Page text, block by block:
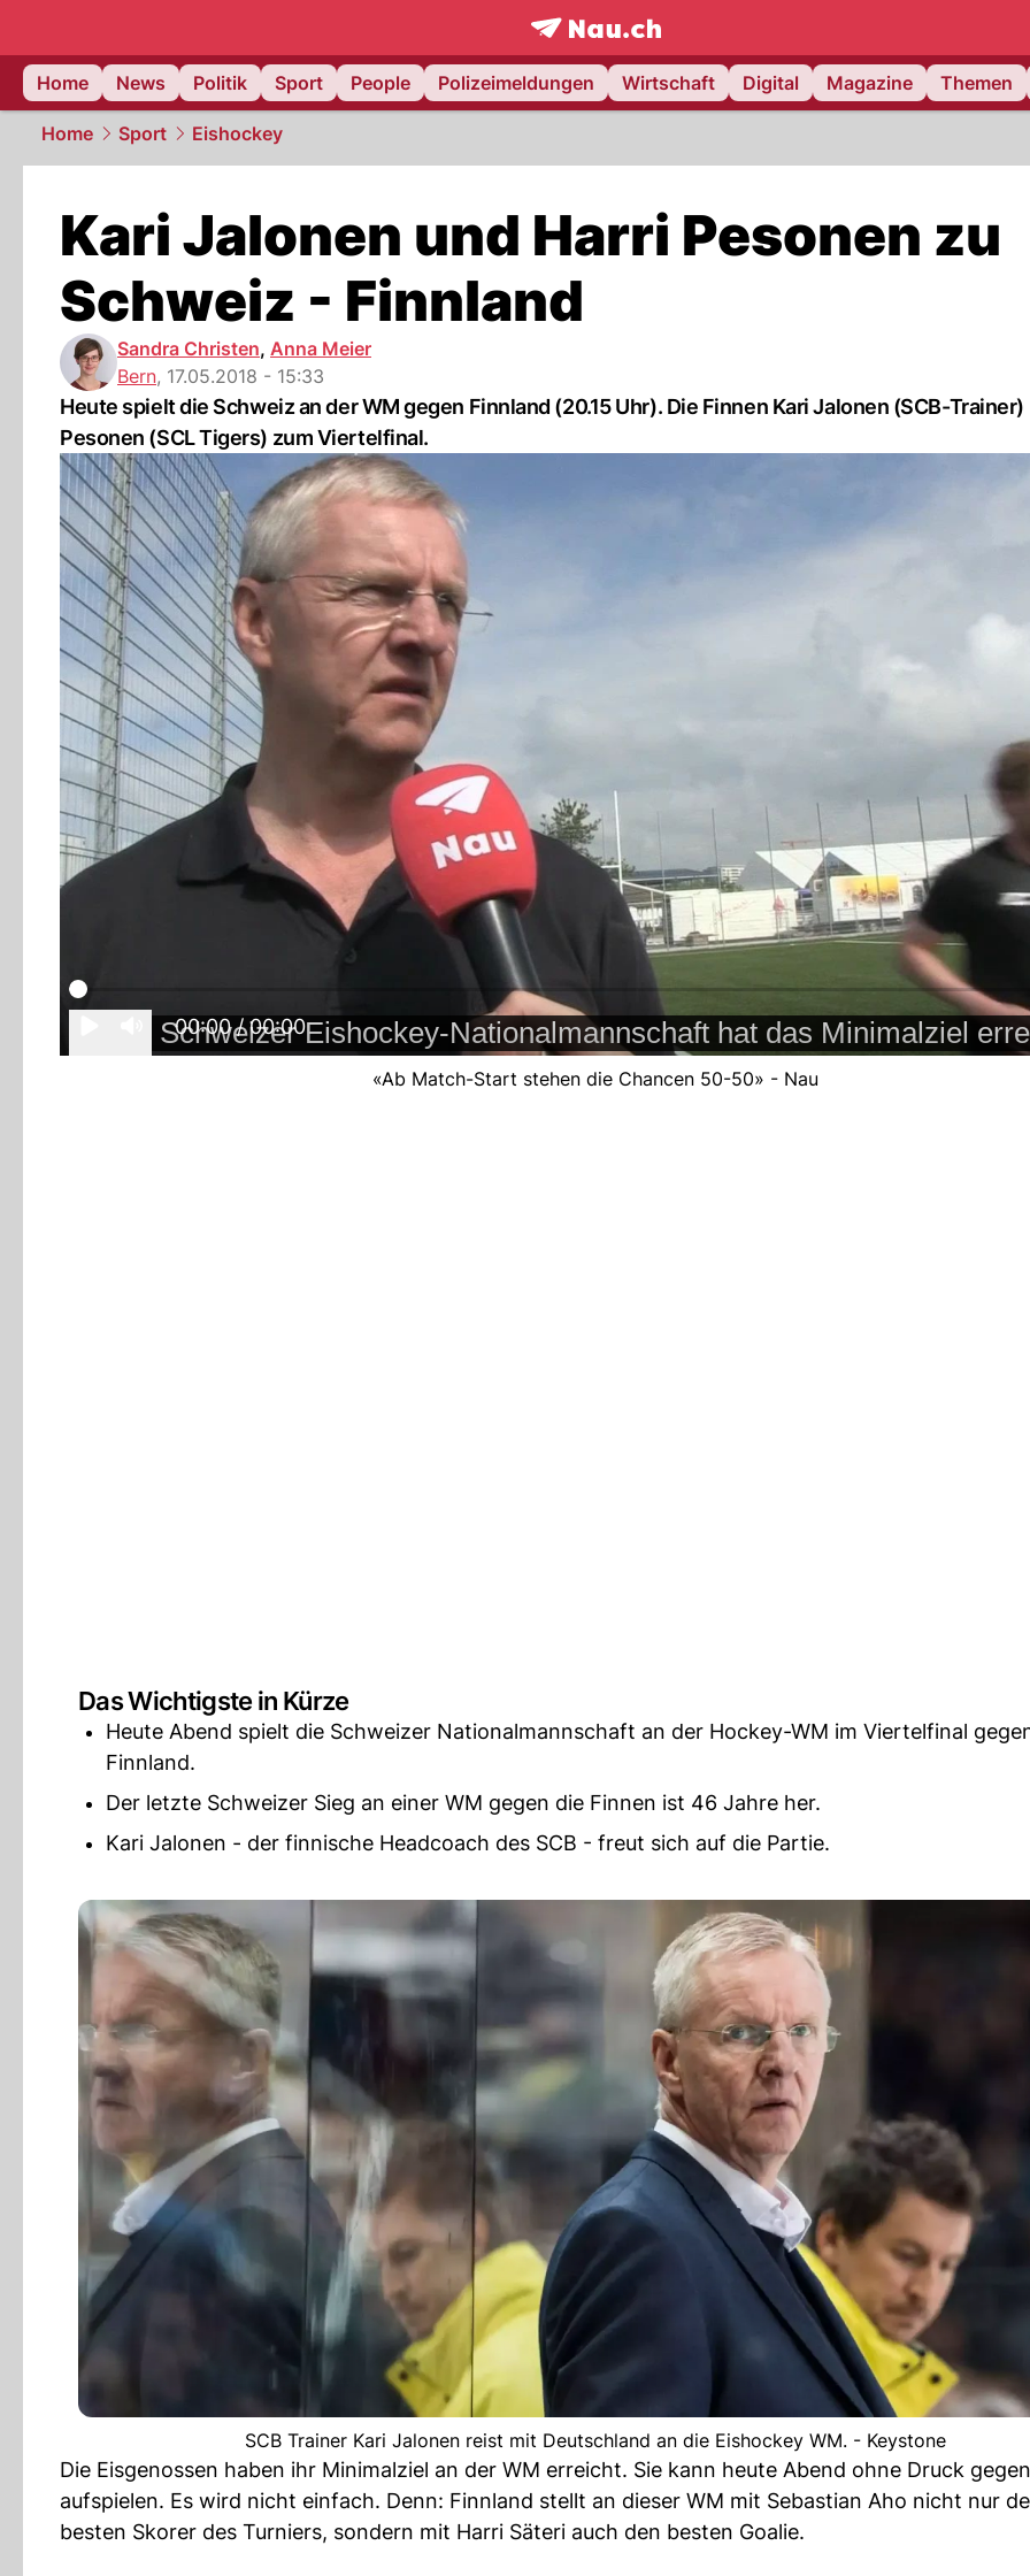
frontpage.NAU.ch
Home
News Politik Sport People Polizeimeldungen Wirtschaft Digital Magazine Themen
Home Sport Eishockey
Kari Jalonen und Harri Pesonen zu
Schweiz - Finnland
Sandra Christen, Anna Meier
Bern, 17.05.2018 - 15:33
Heute spielt die Schweiz an der WM gegen Finnland (20.15 Uhr). Die Finnen Kari Jalonen (SCB-Trainer)
Pesonen (SCL Tigers) zum Viertelfinal.
00:00/ 00:00
«Ab Match-Start stehen die Chancen 50-50» - Nau
Das Wichtigste in Kürze
Heute Abend spielt die Schweizer Nationalmannschaft an der Hockey-WM im Viertelfinal
Finnland.
Der letzte Schweizer Sieg an einer WM gegen die Finnen ist 46 Jahre her.
Kari Jalonen - der finnische Headcoach des SCB - freut sich auf die Partie.
SCB Trainer Kari Jalonen reist mit Deutschland an die Eishockey WM. - Keystone
Die Eisgenossen haben ihr Minimalziel an der WM erreicht. Sie kann heute Abend ohne Druck
aufspielen. Es wird nicht einfach. Denn: Finnland stellt an dieser WM mit Sebastian Aho nicht nur
besten Skorer des Turniers, sondern mit Harri Säteri auch den besten Goalie.